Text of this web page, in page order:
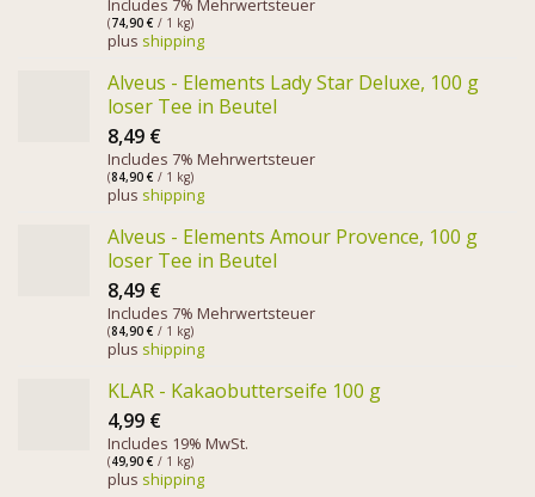
Includes 7% Mehrwertsteuer
(74,90 € / 1 kg)
plus shipping
Alveus - Elements Lady Star Deluxe, 100 g
loser Tee in Beutel
8,49 €
Includes 7% Mehrwertsteuer
(84,90 € / 1 kg)
plus shipping
Alveus - Elements Amour Provence, 100 g
loser Tee in Beutel
8,49 €
Includes 7% Mehrwertsteuer
(84,90 € / 1 kg)
plus shipping
KLAR - Kakaobutterseife 100 g
4,99 €
Includes 19% MwSt.
(49,90 € / 1 kg)
plus shipping